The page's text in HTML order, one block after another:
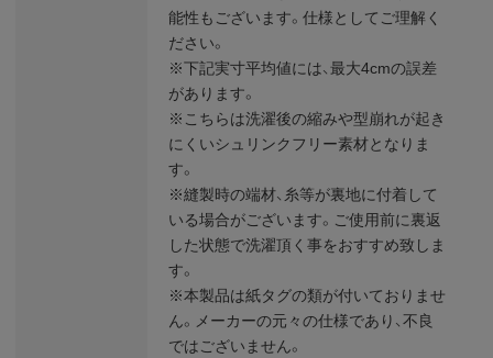
能性もございます。仕様としてご理解く
ださい。
※下記実寸平均値には、最大4cmの誤差
があります。
※こちらは洗濯後の縮みや型崩れが起き
にくいシュリンクフリー素材となりま
す。
※縫製時の端材、糸等が裏地に付着して
いる場合がございます。ご使用前に裏返
した状態で洗濯頂く事をおすすめ致しま
す。
※本製品は紙タグの類が付いておりませ
ん。メーカーの元々の仕様であり、不良
ではございません。